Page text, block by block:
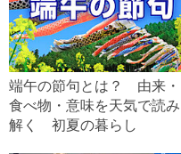
端午の節句とは？ 由来・
食べ物・意味を天気で読み
解く 初夏の暮らし